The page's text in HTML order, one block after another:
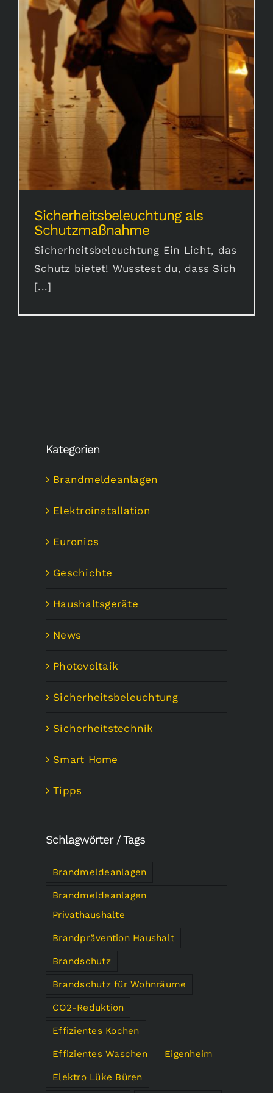
Karriere
Aktuelles
Sicherheitsbeleuchtung als Schutzmaßnahme
Sicherheitsbeleuchtung als
Schutzmaßnahme
Sicherheitsbeleuchtung Ein Licht, das
Schutz bietet! Wusstest du, dass Sich
[...]
Kategorien
Brandmeldeanlagen
Elektroinstallation
Euronics
Geschichte
Haushaltsgeräte
News
Photovoltaik
Sicherheitsbeleuchtung
Sicherheitstechnik
Smart Home
Tipps
Schlagwörter / Tags
Brandmeldeanlagen
Brandmeldeanlagen
Privathaushalte
Brandprävention Haushalt
Brandschutz
Brandschutz für Wohnräume
CO2-Reduktion
Effizientes Kochen
Effizientes Waschen Eigenheim
Elektro Lüke Büren